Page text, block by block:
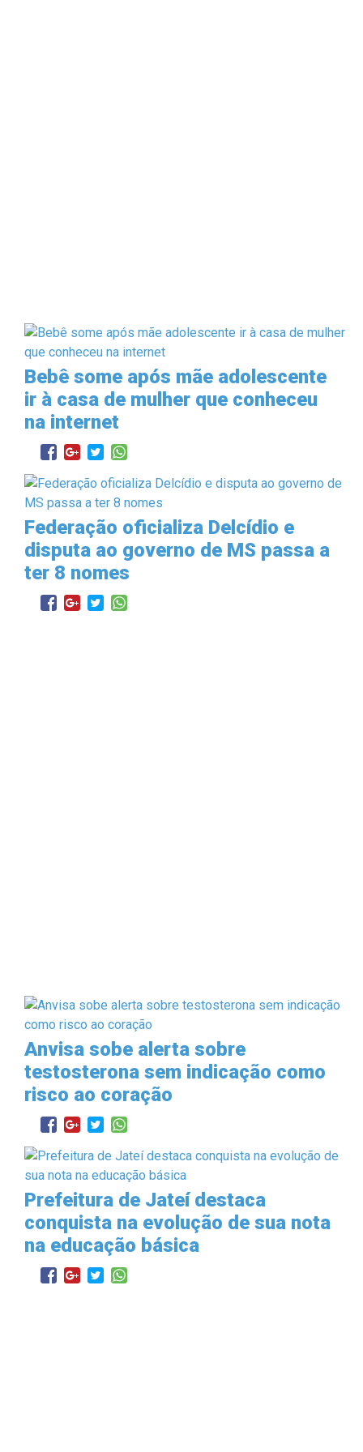
Bebê some após mãe adolescente
ir à casa de mulher que conheceu
na internet
Federação oficializa Delcídio e
disputa ao governo de MS passa a
ter 8 nomes
Anvisa sobe alerta sobre
testosterona sem indicação como
risco ao coração
Prefeitura de Jateí destaca
conquista na evolução de sua nota
na educação básica